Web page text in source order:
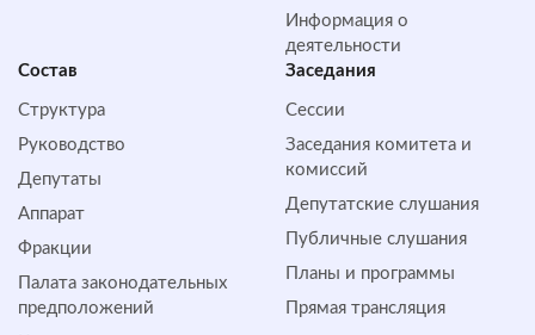
Информация о
деятельности
Состав
Структура
Руководство
Депутаты
Аппарат
Фракции
Палата законодательных
предположений
Заседания
Сессии
Заседания комитета и
комиссий
Депутатские слушания
Публичные слушания
Планы и программы
Прямая трансляция